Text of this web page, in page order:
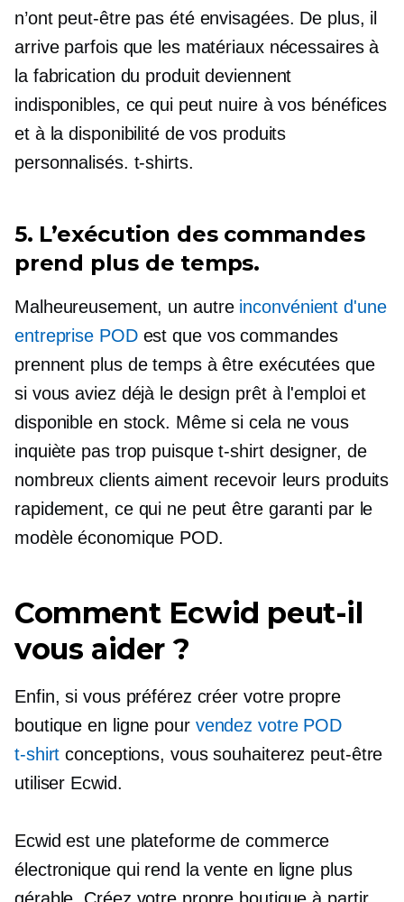
n’ont peut-être pas été envisagées. De plus, il
arrive parfois que les matériaux nécessaires à
la fabrication du produit deviennent
indisponibles, ce qui peut nuire à vos bénéfices
et à la disponibilité de vos produits
personnalisés. t-shirts.
5. L’exécution des commandes
prend plus de temps.
Malheureusement, un autre inconvénient d'une
entreprise PODest que vos commandes
prennent plus de temps à être exécutées que
si vous aviez déjà le design prêt à l'emploi et
disponible en stock. Même si cela ne vous
inquiète pas trop puisquet-shirtdesigner, de
nombreux clients aiment recevoir leurs produits
rapidement, ce qui ne peut être garanti par le
modèle économique POD.
Comment Ecwid peut-il
vous aider ?
Enfin, si vous préférez créer votre propre
boutique en ligne pour vendez votre POD
t-shirt conceptions, vous souhaiterez peut-être
utiliser Ecwid.
Ecwid est une plateforme de commerce
électronique qui rend la vente en ligne plus